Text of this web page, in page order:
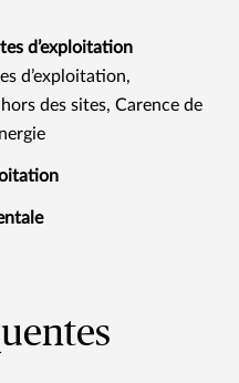
d’exploitation
d’exploitation,
des sites, Carence de